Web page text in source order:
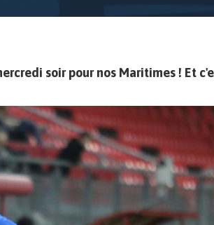
soir pour nos Maritimes ! Et